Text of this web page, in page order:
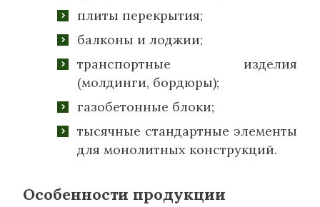
плиты перекрытия;
балконы и лоджии;
транспортные изделия
(молдинги, бордюры);
газобетонные блоки;
тысячные стандартные элементы
для монолитных конструкций.
Особенности продукции